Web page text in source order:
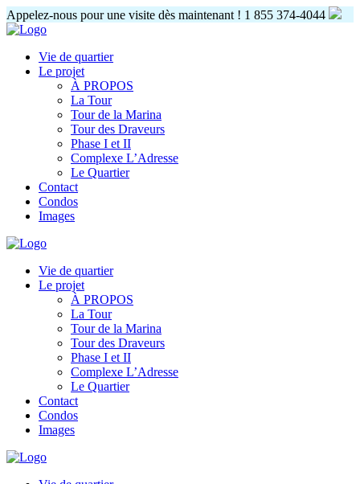
Appelez-nous pour une visite dès maintenant ! 1 855 374-4044
Vie de quartier
Le projet
À PROPOS
La Tour
Tour de la Marina
Tour des Draveurs
Phase I et II
Complexe L’Adresse
Le Quartier
Contact
Condos
Images
Vie de quartier
Le projet
À PROPOS
La Tour
Tour de la Marina
Tour des Draveurs
Phase I et II
Complexe L’Adresse
Le Quartier
Contact
Condos
Images